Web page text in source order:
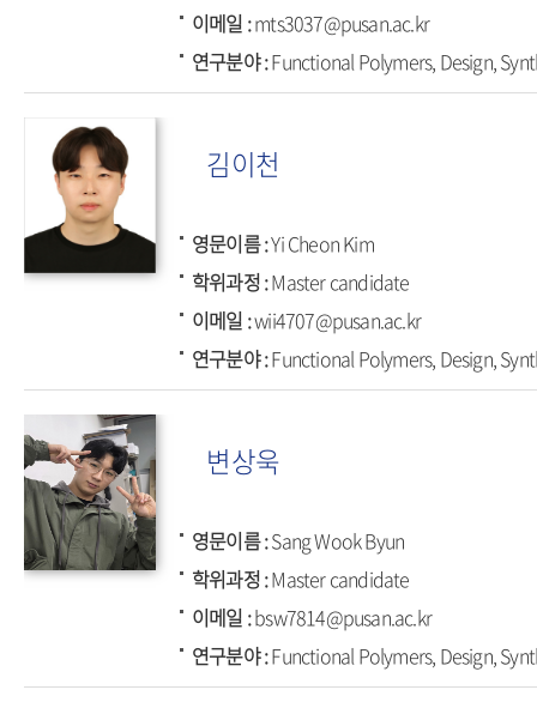
이메일 mts3037@pusan.ac.kr
연구분야 Functional Polymers, Design,
김이천
영문이름 Yi Cheon Kim
학위과정 Master candidate
이메일 wii4707@pusan.ac.kr
연구분야 Functional Polymers, Design,
변상욱
영문이름 Sang Wook Byun
학위과정 Master candidate
이메일 bsw7814@pusan.ac.kr
연구분야 Functional Polymers, Design,